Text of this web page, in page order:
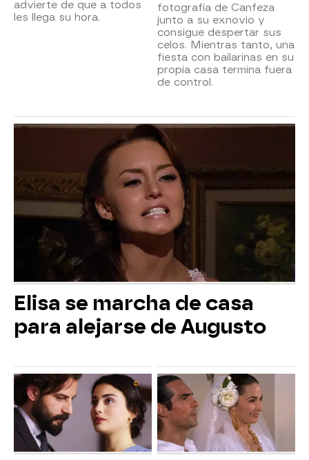
advierte de que a todos
les llega su hora.
fotografía de Canfeza
junto a su exnovio y
consigue despertar sus
celos. Mientras tanto, una
fiesta con bailarinas en su
propia casa termina fuera
de control.
Elisa se marcha de casa
para alejarse de Augusto